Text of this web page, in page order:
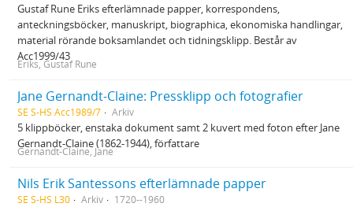
Gustaf Rune Eriks efterlämnade papper, korrespondens,
anteckningsböcker, manuskript, biographica, ekonomiska handlingar,
material rörande boksamlandet och tidningsklipp. Består av
Acc1999/43
Eriks, Gustaf Rune
Jane Gernandt-Claine: Pressklipp och fotografier
SE S-HS Acc1989/7 Arkiv
5 klippböcker, enstaka dokument samt 2 kuvert med foton efter Jane
Gernandt-Claine (1862-1944), författare
Gernandt-Claine, Jane
Nils Erik Santessons efterlämnade papper
SE S-HS L30 Arkiv 1720--1960